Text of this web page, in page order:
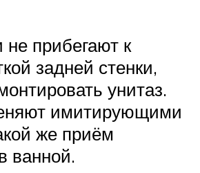
прибегают к
задней стенки,
унитаз.
имитирующими
же приём
ванной.